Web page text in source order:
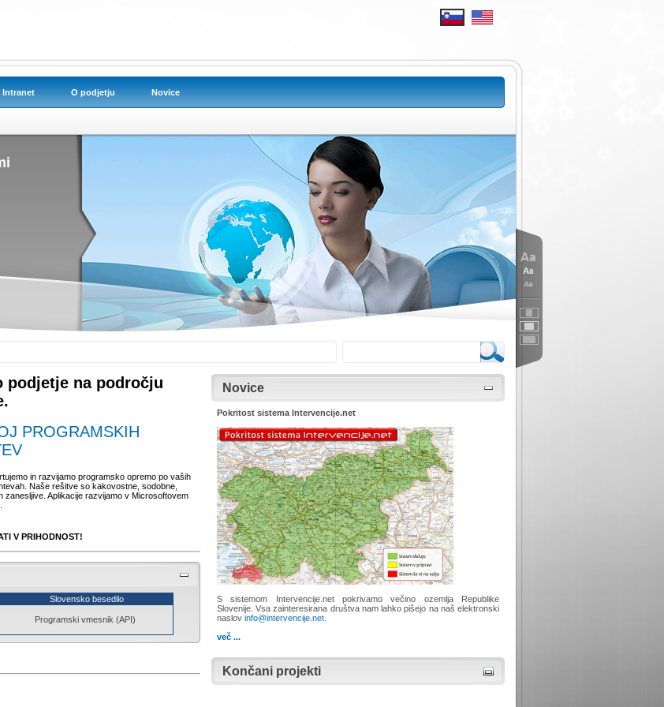
Intranet O podjetju Novice
podjetje na področju
PROGRAMSKIH
in razvijamo programsko opremo po vaših
Naše rešitve so kakovostne, sodobne,
zanesljive. Aplikacije razvijamo v Microsoftovem
V PRIHODNOST!
Slovensko besedilo
Programski vmesnik (API)
Novice
Pokritost sistema Intervencije.net
S sistemom Intervencije.net pokrivamo večino ozemlja Republike
Slovenije. Vsa zainteresirana društva nam lahko pišejo na naš elektronski
naslov info@intervencije.net
več ...
Končani projekti